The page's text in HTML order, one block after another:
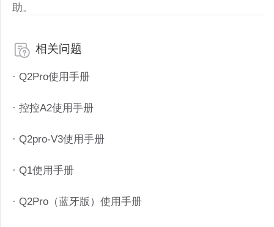
助。
相关问题
· Q2Pro使用手册
· 控控A2使用手册
· Q2pro-V3使用手册
· Q1使用手册
· Q2Pro（蓝牙版）使用手册